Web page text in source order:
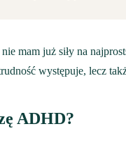
mam już siły na
występuje, lecz
ADHD?